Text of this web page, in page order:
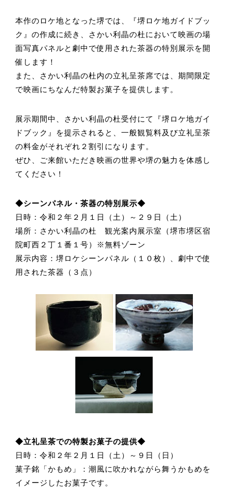
本作のロケ地となった堺では、『堺ロケ地ガイドブッ
ク』の作成に続き、さかい利晶の杜において映画の場
面写真パネルと劇中で使用された茶器の特別展示を開
催します！
また、さかい利晶の杜内の立礼呈茶席では、期間限定
で映画にちなんだ特製お菓子を提供します。
展示期間中、さかい利晶の杜受付にて『堺ロケ地ガイ
ドブック』を提示されると、一般観覧料及び立礼呈茶
の料金がそれぞれ２割引になります。
ぜひ、ご来館いただき映画の世界や堺の魅力を体感し
てください！
◆シーンパネル・茶器の特別展示◆
日時：令和２年２月１日（土）～２９日（土）
場所：さかい利晶の杜 観光案内展示室（堺市堺区宿
院町西２丁１番１号）※無料ゾーン
展示内容：堺ロケシーンパネル（１０枚）、劇中で使
用された茶器（３点）
◆立礼呈茶での特製お菓子の提供◆
日時：令和２年２月１日（土）～９日（日）
菓子銘「かもめ」：潮風に吹かれながら舞うかもめを
イメージしたお菓子です。